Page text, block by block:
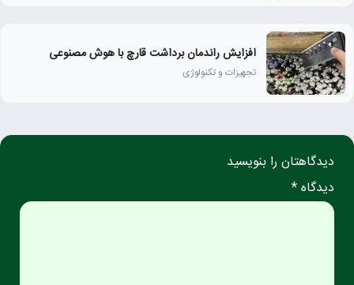
افزایش راندمان برداشت قارچ با هوش مصنوعی
تجهیزات و تکنولوژی
دیدگاهتان را بنویسید
دیدگاه *